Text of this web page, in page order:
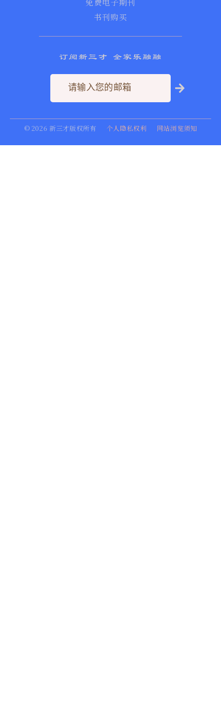
书刊购买
订阅新三才 全家乐融融
© 2026 新三才版权所有 个人隐私权利 网站浏览须知